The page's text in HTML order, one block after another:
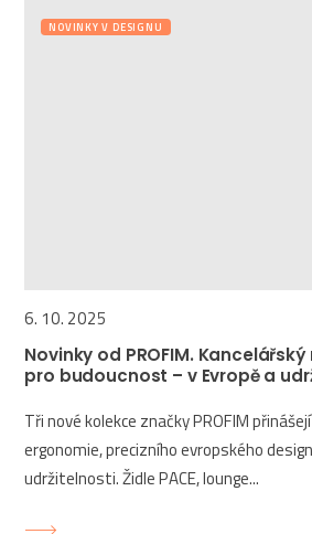
NOVINKY V DESIGNU
6. 10. 2025
Novinky od PROFIM.
pro budoucnost – v Evropě a
Tři nové kolekce značky PROFIM
ergonomie, precizního evropského
udržitelnosti. Židle PACE, lounge...